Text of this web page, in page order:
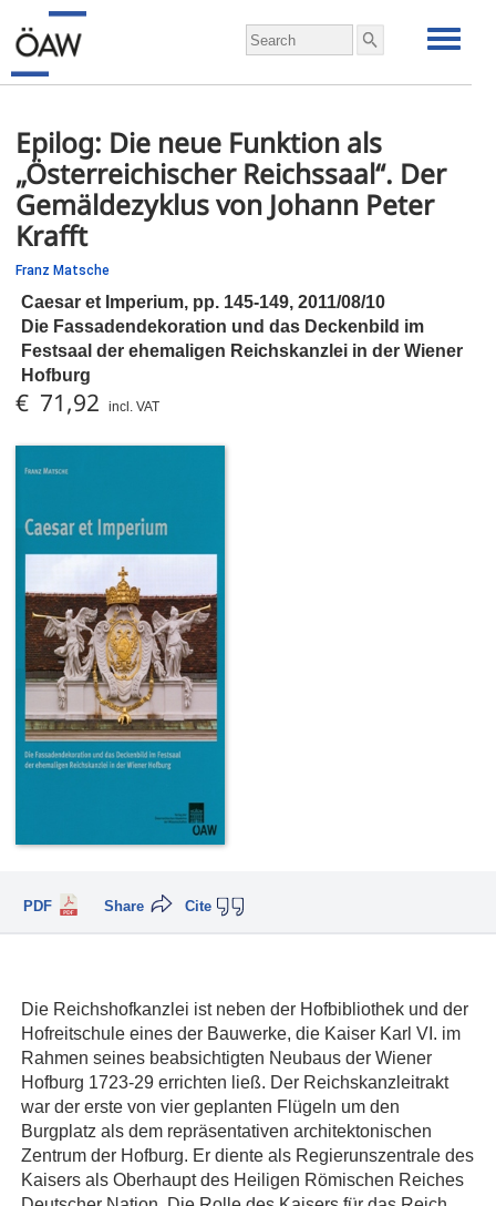
Epilog: Die neue Funktion als
„Österreichischer Reichssaal“. Der
Gemäldezyklus von Johann Peter
Krafft
Franz Matsche
Caesar et Imperium, pp. 145-149, 2011/08/10
Die Fassadendekoration und das Deckenbild im
Festsaal der ehemaligen Reichskanzlei in der Wiener
Hofburg
€ 71,92 incl. VAT
PDF Cite
Share
Die Reichshofkanzlei ist neben der Hofbibliothek und der
Hofreitschule eines der Bauwerke, die Kaiser Karl VI. im
Rahmen seines beabsichtigten Neubaus der Wiener
Hofburg 1723-29 errichten ließ. Der Reichskanzleitrakt
war der erste von vier geplanten Flügeln um den
Burgplatz als dem repräsentativen architektonischen
Zentrum der Hofburg. Er diente als Regierunszentrale des
Kaisers als Oberhaupt des Heiligen Römischen Reiches